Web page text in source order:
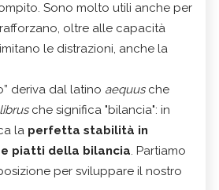
Sono molto utili anche per
oltre alle capacità
le distrazioni, anche la
deriva dal latino aequusche
librusche significa "bilancia": in
la perfetta stabilità in
piatti della bilancia. Partiamo
per sviluppare il nostro